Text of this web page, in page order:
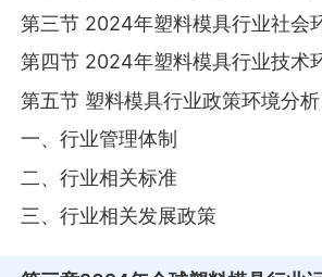
第三节 2024年塑料模具行业社会
第四节 2024年塑料模具行业技术
第五节 塑料模具行业政策环境分析
一、行业管理体制
二、行业相关标准
三、行业相关发展政策